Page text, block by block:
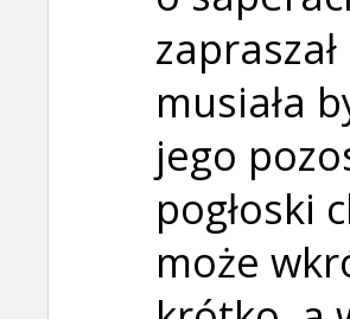
musiała
jego
pogłoski
może